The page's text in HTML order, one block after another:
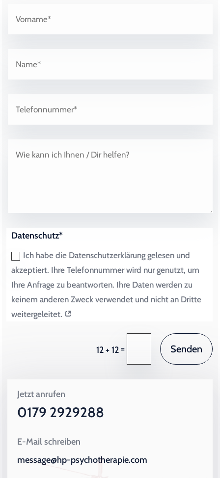
Datenschutz*
Ich habe die Datenschutzerklärung gelesen und
akzeptiert. Ihre Telefonnummer wird nur genutzt, um
Ihre Anfrage zu beantworten. Ihre Daten werden zu
keinem anderen Zweck verwendet und nicht an Dritte
weitergeleitet.
12 + 12 = Senden
Jetzt anrufen
0179 2929288
E-Mail schreiben
message@hp-psychotherapie.com